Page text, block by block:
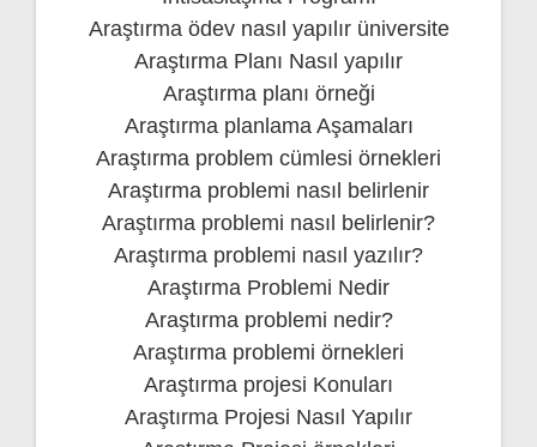
Araştırma ödev nasıl yapılır üniversite
Araştırma Planı Nasıl yapılır
Araştırma planı örneği
Araştırma planlama Aşamaları
Araştırma problem cümlesi örnekleri
Araştırma problemi nasıl belirlenir
Araştırma problemi nasıl belirlenir?
Araştırma problemi nasıl yazılır?
Araştırma Problemi Nedir
Araştırma problemi nedir?
Araştırma problemi örnekleri
Araştırma projesi Konuları
Araştırma Projesi Nasıl Yapılır